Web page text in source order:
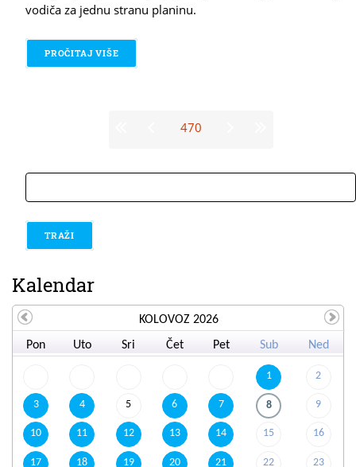
vodiča za jednu stranu planinu.
PROČITAJ VIŠE
470
Kalendar
KOLOVOZ 2026
Pon
Uto Sri Čet Pet Sub Ned
1 2
3 4 5 6 7 8 9
10 11 12 13 14 15 16
17 18 19 20 21 22 23